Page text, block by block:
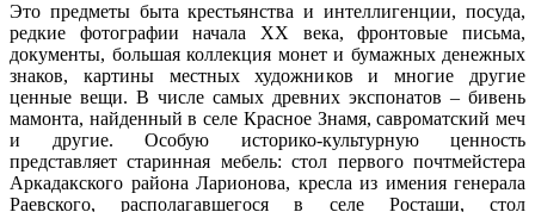
Это предметы быта крестьянства и интеллигенции, посуда,
редкие фотографии начала ХХ века, фронтовые письма,
документы, большая коллекция монет и бумажных денежных
знаков, картины местных художников и многие другие
ценные вещи. В числе самых древних экспонатов – бивень
мамонта, найденный в селе Красное Знамя, савроматский меч
и другие. Особую историко-культурную ценность
представляет старинная мебель: стол первого почтмейстера
Аркадакского района Ларионова, кресла из имения генерала
Раевского, располагавшегося в селе Росташи, стол